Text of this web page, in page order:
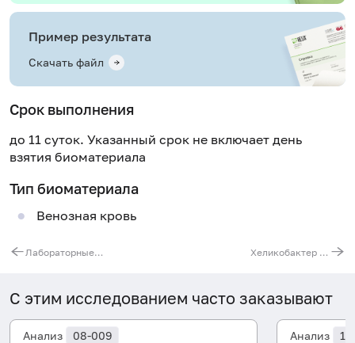
Пример результата
Скачать файл
Срок выполнения
до 11 суток. Указанный срок не включает день
взятия биоматериала
Тип биоматериала
Венозная кровь
Лабораторные маркеры рака толстой кишки Хеликобактер пилори (Helicobacter pylori), серологическая диагностика
С этим исследованием часто заказывают
Анализ 08-009 Анализ